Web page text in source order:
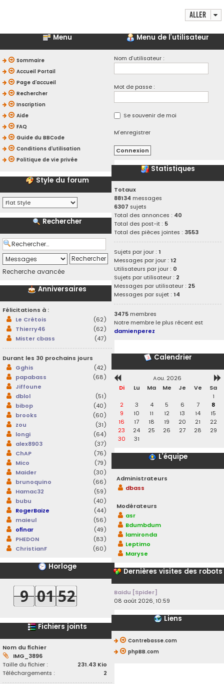
Aller
Menu
Sommaire
Accueil Portail
Page d’accueil
Rechercher
Inscription
Aide
FAQ
Guide du BBCode
Conditions d’utilisation
Politique de vie privée
Style du forum
Rechercher
Recherche avancée
Anniversaires
Félicitations à :
Le Crétois
(62)
Thierry46
(62)
Mister cbass
(47)
Durant les 30 prochains jours
Gghis
(42)
papabass
(68)
Jiffoune
dblol
(51)
bibop
(40)
brooks
(60)
zou
(31)
longi
(64)
alex8903
(37)
ChAP
(76)
Mico
(79)
Maider
(30)
brunoquino
(66)
Hamac32
(59)
bubu
(40)
RogerBaize
(44)
maieul
(56)
ofinar
(49)
PHEDON
(83)
ChristianF
(60)
Horloge
Fichiers joints
Nom du fichier
IMG_3896
Taille du fichier :
231.43 Kio
Téléchargements :
2
Menu de l’utilisateur
Nom d’utilisateur :
Mot de passe :
Se souvenir de moi
M’enregistrer
Statistiques
Totaux
88134 messages
6307 sujets
Total des annonces : 40
Total des post-it : 5
Total des pièces jointes : 3553
Sujets par jour :1
Messages par jour :12
Utilisateurs par jour : 0
Sujets par utilisateur : 2
Messages par utilisateur : 25
Messages par sujet :14
3475 membres
Notre membre le plus récent est
damienperez
Calendrier
Aou. 2026
Di
Lu Ma Me Je Ve
Sa
1
2
3 4 5 6 7
8
9
10 11 12 13 14
15
16
17 18 19 20 21
22
23
24 25 26 27 28
29
30
31
L’équipe
Administrateurs
dbass
Modérateurs
asr
Bdumbdum
lamironda
Leptimo
Maryse
Dernières visites des robots
Baidu [Spider]
08 août 2026, 10:59
Liens
Contrebasse.com
phpBB.com